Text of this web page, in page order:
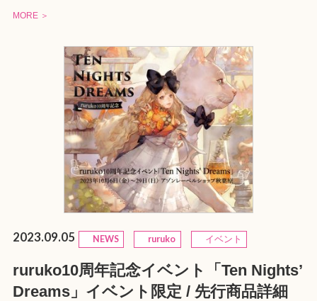
MORE ＞
2023.09.05 NEWS ruruko イベント
ruruko10周年記念イベント「Ten Nights’
Dreams」イベント限定 / 先行商品詳細